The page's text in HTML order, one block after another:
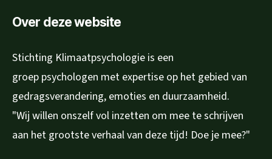
Over deze website
Stichting Klimaatpsychologie is een
groep psychologen met expertise op het gebied van
gedragsverandering, emoties en duurzaamheid.
"Wij willen onszelf vol inzetten om mee te schrijven
aan het grootste verhaal van deze tijd! Doe je mee?"